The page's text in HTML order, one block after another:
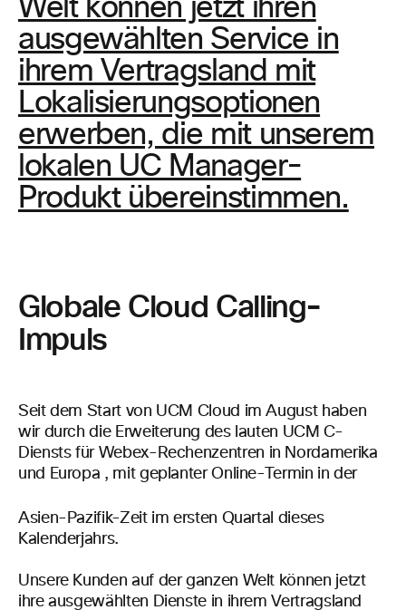
Globale Cloud Calling-
Impuls
Seit dem Start von UCM Cloud im August haben
wir durch die Erweiterung des lauten UCM C-
Diensts für Webex-Rechenzentren in Nordamerika
und Europa , mit geplanter Online-Termin in der
Asien-Pazifik-Zeit im ersten Quartal dieses
Kalenderjahrs.
Unsere Kunden auf der ganzen Welt können jetzt
ihre ausgewählten Dienste in ihrem Vertragsland